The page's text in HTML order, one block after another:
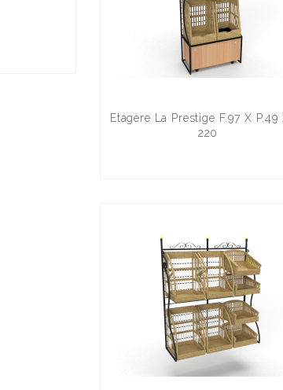
Etagère La Prestige F.97 X P.49
220